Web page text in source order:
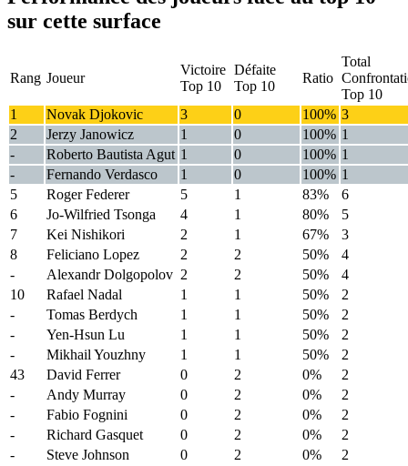
sur cette surface
Rang Joueur
Victoire
Top 10
Défaite
Top 10
Ratio
Total
Top 10
1
Novak Djokovic 3 0 100% 3
2
Jerzy Janowicz 1 0 100% 1
-
Roberto Bautista Agut 1 0 100% 1
-
Fernando Verdasco 1 0 100% 1
5
Roger Federer 5 1 83%
6
6
Jo-Wilfried Tsonga 4 1 80%
5
7
Kei Nishikori 2 1 67%
3
8
Feliciano Lopez 2 2 50%
4
-
Alexandr Dolgopolov 2 2 50%
4
10
Rafael Nadal 1 1 50%
2
-
Tomas Berdych 1 1 50%
2
-
Yen-Hsun Lu 1 1 50%
2
-
Mikhail Youzhny 1 1 50%
2
43
David Ferrer 0 2 0%
2
-
Andy Murray 0 2 0%
2
-
Fabio Fognini 0 2 0%
2
-
Richard Gasquet 0 2 0%
2
-
Steve Johnson 0 2 0%
2